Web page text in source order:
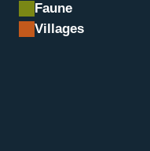
Faune
Villages